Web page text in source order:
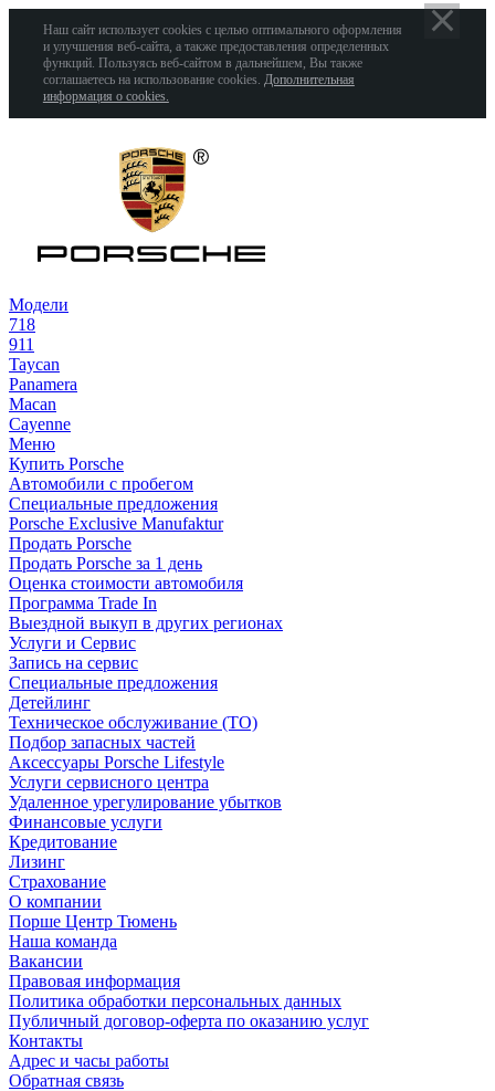
Наш сайт использует cookies с целью оптимального оформления
и улучшения веб-сайта, а также предоставления определенных
функций. Пользуясь веб-сайтом в дальнейшем, Вы также
соглашаетесь на использование cookies. Дополнительная
информация о cookies.
Модели
718
911
Taycan
Panamera
Macan
Cayenne
Меню
Купить Porsche
Автомобили с пробегом
Специальные предложения
Porsche Exclusive Manufaktur
Продать Porsche
Продать Porsche за 1 день
Оценка стоимости автомобиля
Программа Trade In
Выездной выкуп в других регионах
Услуги и Сервис
Запись на сервис
Специальные предложения
Детейлинг
Техническое обслуживание (ТО)
Подбор запасных частей
Аксессуары Porsche Lifestyle
Услуги сервисного центра
Удаленное урегулирование убытков
Финансовые услуги
Кредитование
Лизинг
Страхование
О компании
Порше Центр Тюмень
Наша команда
Вакансии
Правовая информация
Политика обработки персональных данных
Публичный договор-оферта по оказанию услуг
Контакты
Адрес и часы работы
Обратная связь